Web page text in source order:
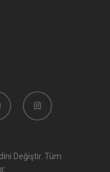
instagram
Değiştir. Tüm